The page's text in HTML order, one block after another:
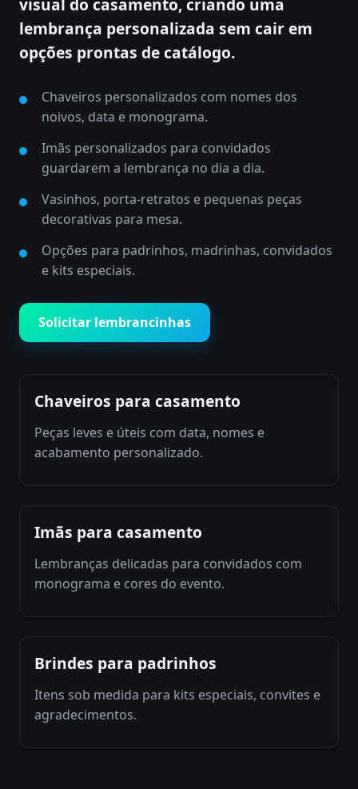
visual do casamento, criando uma
lembrança personalizada sem cair em
opções prontas de catálogo.
Chaveiros personalizados com nomes dos
noivos, data e monograma.
Imãs personalizados para convidados
guardarem a lembrança no dia a dia.
Vasinhos, porta-retratos e pequenas peças
decorativas para mesa.
Opções para padrinhos, madrinhas, convidados
e kits especiais.
Solicitar lembrancinhas
Chaveiros para casamento
Peças leves e úteis com data, nomes e
acabamento personalizado.
Imãs para casamento
Lembranças delicadas para convidados com
monograma e cores do evento.
Brindes para padrinhos
Itens sob medida para kits especiais, convites e
agradecimentos.